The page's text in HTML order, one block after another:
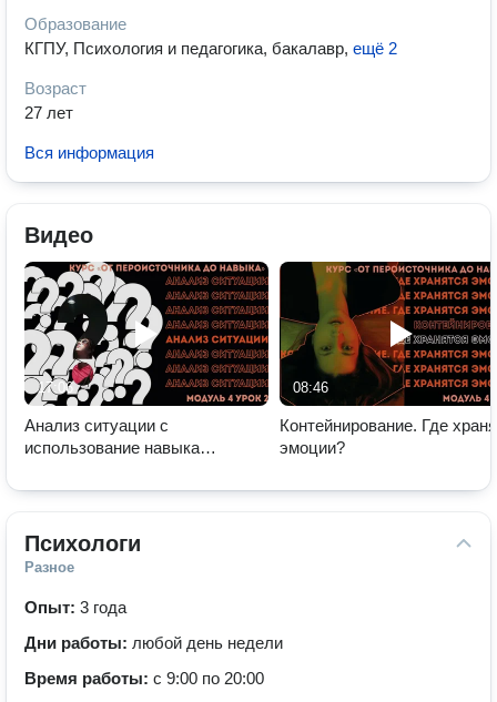
Образование
КГПУ, Психология и педагогика, бакалавр, ещё 2
Возраст
27 лет
Вся информация
Видео
17:06
Анализ ситуации с
использование навыка
08:46
Контейнирование. Где
эмоции?
Психологи
Разное
Опыт: 3 года
Дни работы: любой день недели
Время работы: с 9:00 по 20:00